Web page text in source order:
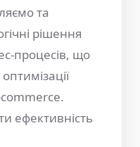
та
рішення
процесів, що
ефективність